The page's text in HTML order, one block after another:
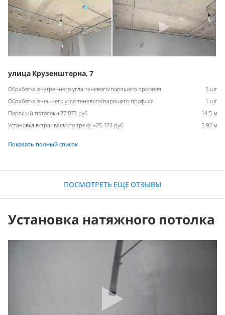
улица Крузенштерна, 7
Обработка внутреннего угла теневого/парящего профиля
5 шт
Обработка внешнего угла теневого/парящего профиля
1 шт
Парящий потолок +27 073 руб.
14.5 м
Установка встраиваемого трека +25 174 руб.
5.92 м
Показать полный список
ПОСМОТРЕТЬ ЕЩЕ ОТЗЫВЫ
Установка натяжного потолка